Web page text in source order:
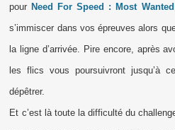
pour Need For Speed : Most Wanted
s’immiscer dans vos épreuves alors
la ligne d’arrivée. Pire encore, après
les flics vous poursuivront jusqu’à
dépêtrer.
Et c’est là toute la difficulté du